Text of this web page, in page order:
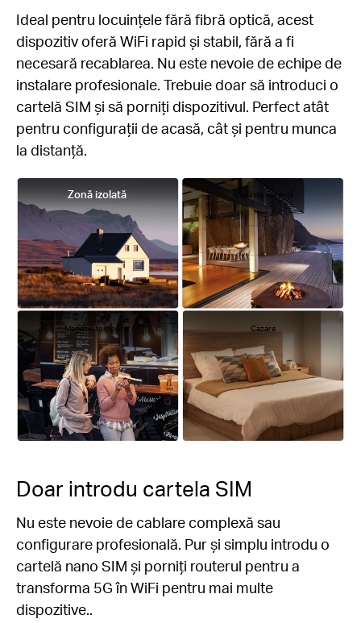
Ideal pentru locuințele fără fibră optică, acest
dispozitiv oferă WiFi rapid și stabil, fără a fi
necesară recablarea. Nu este nevoie de echipe de
instalare profesionale. Trebuie doar să introduci o
cartelă SIM și să porniți dispozitivul. Perfect atât
pentru configurații de acasă, cât și pentru munca
la distanță.
Zonă izolată Casă de vacanță
Magazin temporar Cazare
Doar introdu cartela SIM
Nu este nevoie de cablare complexă sau
configurare profesională. Pur și simplu introdu o
cartelă nano SIM și porniți routerul pentru a
transforma 5G în WiFi pentru mai multe
dispozitive..